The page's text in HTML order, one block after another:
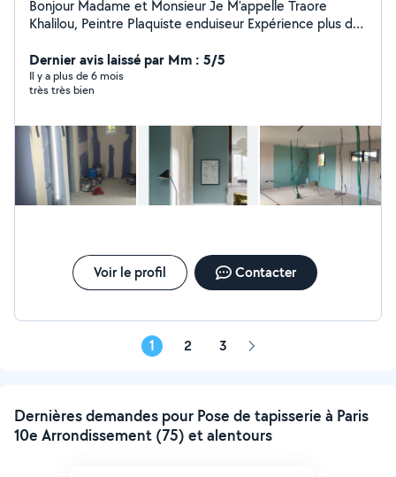
Bonjour Madame et Monsieur Je M'appelle Traore
Khalilou, Peintre Plaquiste enduiseur Expérience plus des
autre demande Voire le travaux ou devis merci et à
bientôt,je fais aussi Déménagement et aide la journée
ou ménage merci n'insitez pas à me contacter pour plus
Dernier avis laissé par Mm : 5/5
Il y a plus de 6 mois
très très bien
Voir le profil Contacter
1 2 3 Page
Dernières demandes pour Pose de tapisserie à Paris
10e Arrondissement (75) et alentours